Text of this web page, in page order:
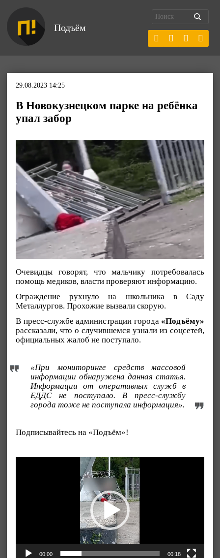
Подъём
29.08.2023 14:25
В Новокузнецком парке на ребёнка
упал забор
Очевидцы говорят, что мальчику потребовалась
помощь медиков, власти проверяют информацию.
Ограждение рухнуло на школьника в Саду
Металлургов. Прохожие вызвали скорую.
В пресс-службе администрации города «Подъёму»
рассказали, что о случившемся узнали из соцсетей,
официальных жалоб не поступало.
«При мониторинге средств массовой
информации обнаружена данная статья.
Информации от оперативных служб в
ЕДДС не поступало. В пресс-службу
города тоже не поступала информация».
Подписывайтесь на «Подъём»!
00:00 00:18